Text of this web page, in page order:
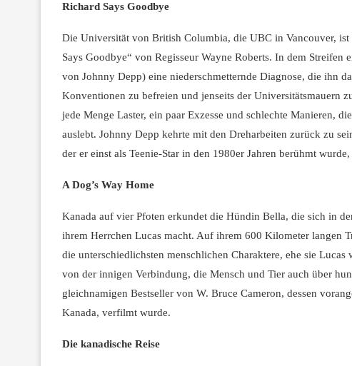
Richard Says Goodbye
Die Universität von British Columbia, die UBC in Vancouver,
Says Goodbye“ von Regisseur Wayne Roberts. In dem
von Johnny Depp) eine niederschmetternde Diagnose, die ihn
Konventionen zu befreien und jenseits der Universitätsmauern
jede Menge Laster, ein paar Exzesse und schlechte Manieren,
auslebt. Johnny Depp kehrte mit den Dreharbeiten zurück zu
der er einst als Teenie-Star in den 1980er Jahren berühmt
A Dog’s Way Home
Kanada auf vier Pfoten erkundet die Hündin Bella, die sich in
ihrem Herrchen Lucas macht. Auf ihrem 600 Kilometer
die unterschiedlichsten menschlichen Charaktere, ehe sie
von der innigen Verbindung, die Mensch und Tier auch über
gleichnamigen Bestseller von W. Bruce Cameron, dessen
Kanada, verfilmt wurde.
Die kanadische Reise